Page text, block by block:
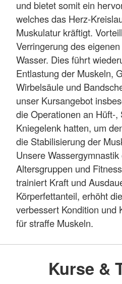
und bietet somit ein
welches das Herz-
Muskulatur kräftigt.
Verringerung des
Wasser. Dies führt
Entlastung der Muskeln,
Wirbelsäule und
unser Kursangebot
die Operationen an Hüft-,
Kniegelenk hatten, um
die Stabilisierung der
Unsere
Altersgruppen und
trainiert Kraft und
Körperfettanteil, erhöht
verbessert Kondition und
für straffe Muskeln.
Kurse &